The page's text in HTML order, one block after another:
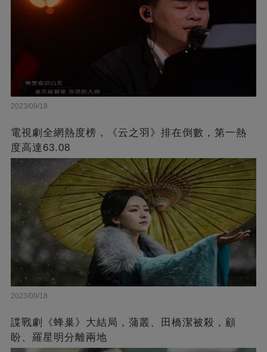
2023/09/18
電視劇全網熱度榜，《云之羽》排在倒數，第一熱
度高達63.08
2023/09/18
諜戰劇《蜂巢》大結局，蒲叢、田橋潔被殺，顧
盼、羅星明分離兩地